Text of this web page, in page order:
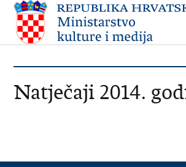
Natječaji 2014.